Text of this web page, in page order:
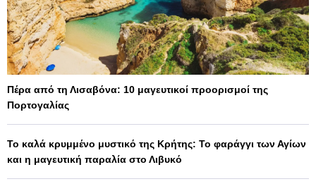
Πέρα από τη Λισαβόνα: 10 μαγευτικοί προορισμοί της
Πορτογαλίας
Το καλά κρυμμένο μυστικό της Κρήτης: Το φαράγγι των Αγίων
και η μαγευτική παραλία στο Λιβυκό